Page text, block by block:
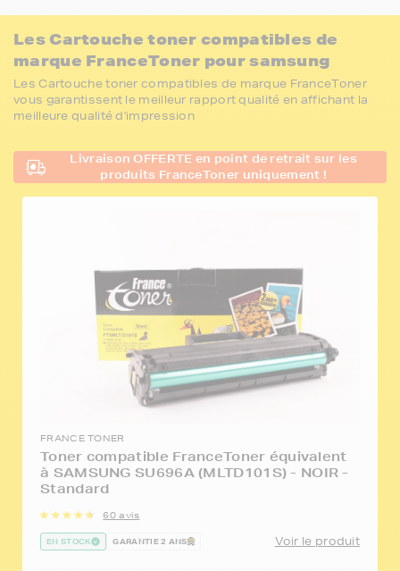
Les Cartouche toner compatibles de
marque FranceToner pour samsung
Les Cartouche toner compatibles de marque FranceToner
vous garantissent le meilleur rapport qualité en affichant la
meilleure qualité d'impression
Livraison OFFERTE en point de retrait sur les
produits FranceToner uniquement !
FRANCE TONER
Toner compatible FranceToner équivalent
à SAMSUNG SU696A (MLTD101S) - NOIR -
Standard
60 avis
EN STOCK GARANTIE 2 ANS Voir le produit